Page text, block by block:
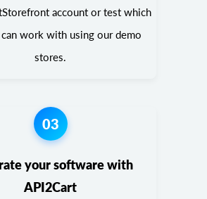
account or test which
work with using our demo
stores.
03
your software with
API2Cart